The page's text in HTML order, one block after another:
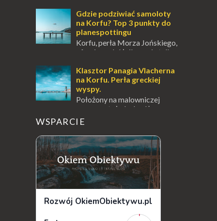
odwiedzić. Moja zimowa podróż do
Locarno gwara...
Gdzie podziwiać samoloty
na Korfu? Top 3 punkty do
planespottingu
Korfu, perła Morza Jońskiego,
oferuje podróżnikom nie tylko
wioski, ale także coś wyjątkowego –
prawd...
Klasztor Panagia Vlacherna
na Korfu. Perła greckiej
wyspy.
Położony na malowniczej
wysepce, tuż obok półwyspu
Kanoni, Święty Klasztor Panagia Vlacherna
jest jednym z najbardziej rozpoznawalnych
symbo...
WSPARCIE